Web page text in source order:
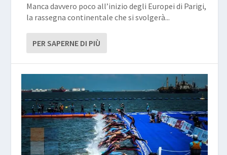
Manca davvero poco all’inizio degli Europei di Parigi,
la rassegna continentale che si svolgerà...
PER SAPERNE DI PIÙ